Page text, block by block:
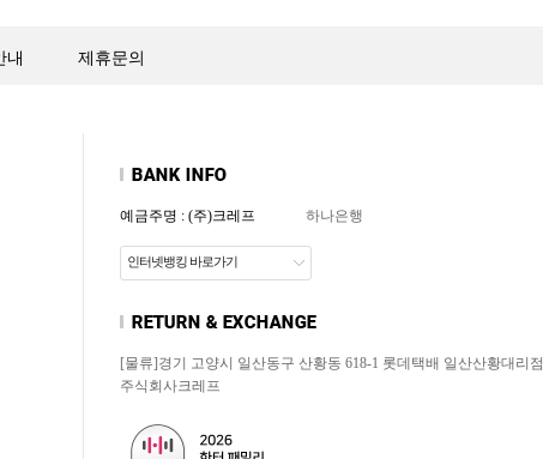
내 제휴문의
예금주명 : (주)크레프 하나은행
인터넷뱅킹 바로가기
[물류]경기 고양시 일산동구 산황동 618-1 롯데택배 일산산황대리점
주식회사크레프